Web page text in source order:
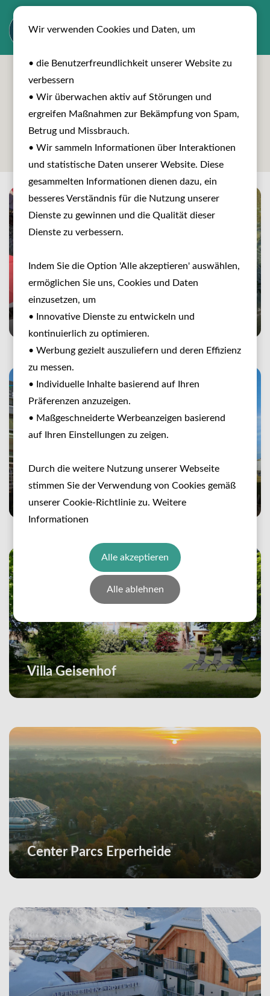
GRUBERS Hotel Apartments
Gastein
Hotel Centgraf
Villa Geisenhof
Center Parcs Erperheide
Wir verwenden Cookies und Daten, um
• die Benutzerfreundlichkeit unserer Website zu
verbessern
• Wir überwachen aktiv auf Störungen und
ergreifen Maßnahmen zur Bekämpfung von Spam,
Betrug und Missbrauch.
• Wir sammeln Informationen über Interaktionen
und statistische Daten unserer Website. Diese
gesammelten Informationen dienen dazu, ein
besseres Verständnis für die Nutzung unserer
Dienste zu gewinnen und die Qualität dieser
Dienste zu verbessern.
Indem Sie die Option 'Alle akzeptieren' auswählen,
ermöglichen Sie uns, Cookies und Daten
einzusetzen, um
• Innovative Dienste zu entwickeln und
kontinuierlich zu optimieren.
• Werbung gezielt auszuliefern und deren Effizienz
zu messen.
• Individuelle Inhalte basierend auf Ihren
Präferenzen anzuzeigen.
• Maßgeschneiderte Werbeanzeigen basierend
auf Ihren Einstellungen zu zeigen.
Durch die weitere Nutzung unserer Webseite
stimmen Sie der Verwendung von Cookies gemäß
unserer Cookie-Richtlinie zu. Weitere
Informationen
Alle akzeptieren
Alle ablehnen